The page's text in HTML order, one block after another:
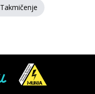
Takmičenje